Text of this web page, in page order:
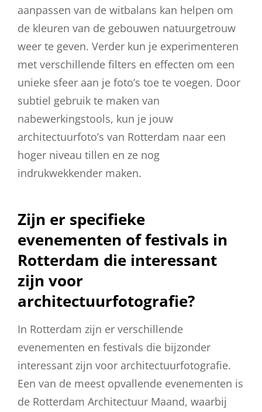
aanpassen van de witbalans kan helpen om
de kleuren van de gebouwen natuurgetrouw
weer te geven. Verder kun je experimenteren
met verschillende filters en effecten om een
unieke sfeer aan je foto’s toe te voegen. Door
subtiel gebruik te maken van
nabewerkingstools, kun je jouw
architectuurfoto’s van Rotterdam naar een
hoger niveau tillen en ze nog
indrukwekkender maken.
Zijn er specifieke
evenementen of festivals in
Rotterdam die interessant
zijn voor
architectuurfotografie?
In Rotterdam zijn er verschillende
evenementen en festivals die bijzonder
interessant zijn voor architectuurfotografie.
Een van de meest opvallende evenementen is
de Rotterdam Architectuur Maand, waarbij